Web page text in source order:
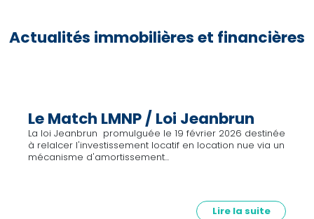
Actualités immobilières et financières
Le Match LMNP / Loi Jeanbrun
La loi Jeanbrun promulguée le 19 février 2026 destinée
à relalcer l'investissement locatif en location nue via un
mécanisme d'amortissement...
Lire la suite